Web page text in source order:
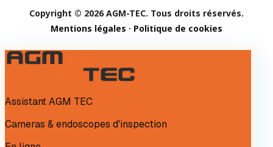
Copyright © 2026 AGM-TEC. Tous droits réservés.
Mentions légales · Politique de cookies